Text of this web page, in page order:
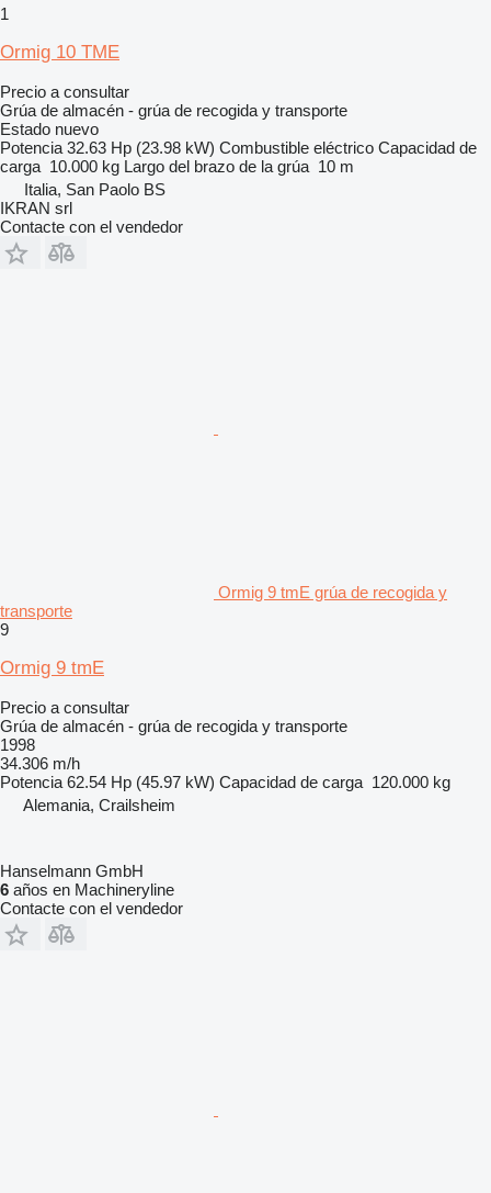
1
Ormig 10 TME
Precio a consultar
Grúa de almacén - grúa de recogida y transporte
Estado nuevo
Potencia 32.63 Hp (23.98 kW) Combustible eléctrico Capacidad de
carga 10.000 kg Largo del brazo de la grúa 10 m
Italia, San Paolo BS
IKRAN srl
Contacte con el vendedor
Ormig 9 tmE grúa de recogida y
transporte
9
Ormig 9 tmE
Precio a consultar
Grúa de almacén - grúa de recogida y transporte
1998
34.306 m/h
Potencia 62.54 Hp (45.97 kW) Capacidad de carga 120.000 kg
Alemania, Crailsheim
Hanselmann GmbH
6 años en Machineryline
Contacte con el vendedor